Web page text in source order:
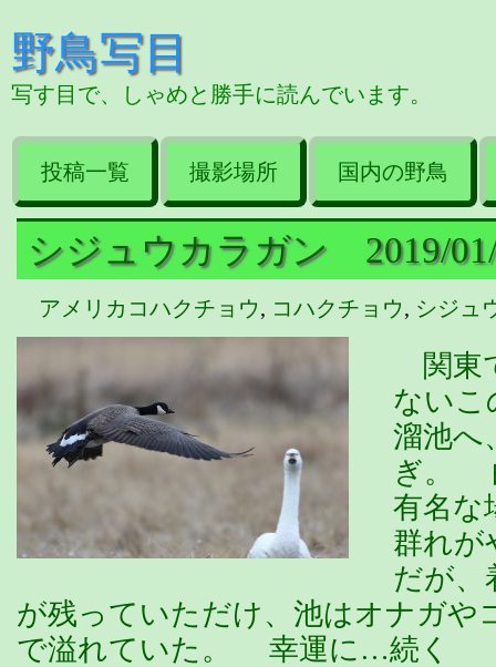
野鳥写目
写す目で、しゃめと勝手に読んでいます。
投稿一覧 撮影場所 国内の野鳥
シジュウカラガン 2019/
アメリカコハクチョウ, コハクチョウ, シジュ
関東
ないこ
溜池へ
ぎ。
有名な
群れが
だが、
が残っていただけ、池はオナガや
で溢れていた。 幸運に…続く